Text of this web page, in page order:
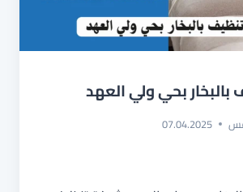
بحي ولي العهد
07.04.2025